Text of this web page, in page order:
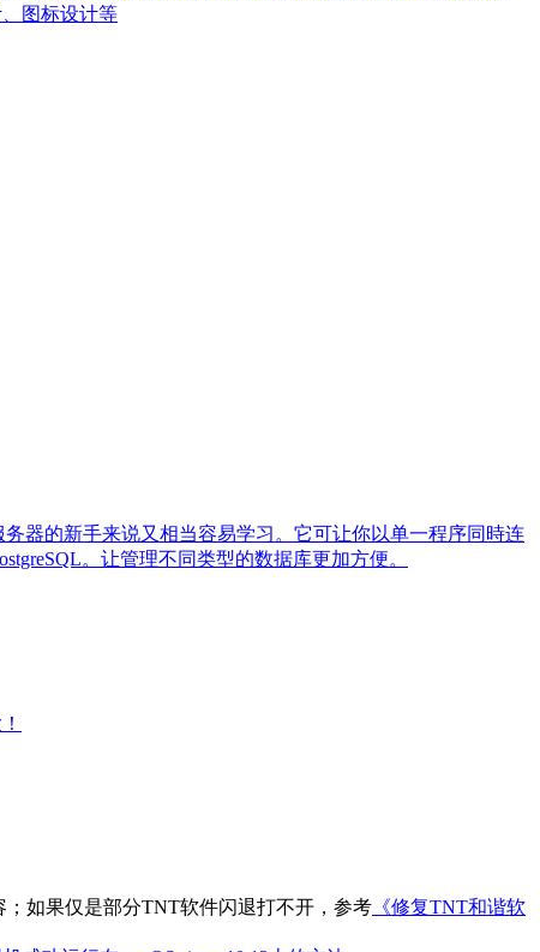
图标设计等
器的新手来说又相当容易学习。它可让你以单一程序同時连
。让管理不同类型的数据库更加方便。
如果仅是部分TNT软件闪退打不开，参考 《修复TNT和谐软